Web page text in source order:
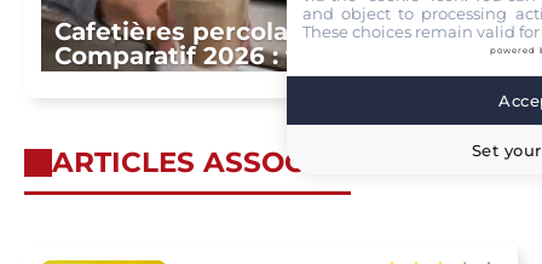
Cafetières percolateur –
Comparatif 2026 : tous les tests
ARTICLES ASSOCIÉS
and object to processing
These choices remain valid
powered
Set